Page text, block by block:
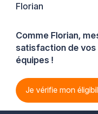
Comme Florian,
satisfaction de
équipes !
Je vérifie mon
Florian